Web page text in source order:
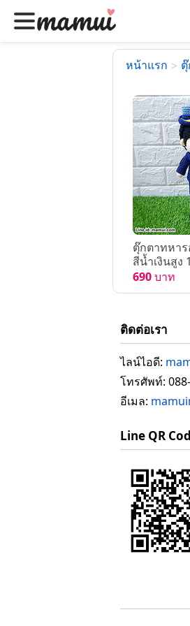
หน้าแรก >
ตุ๊กตาทหา
สีน้ำเงินสูง
690บาท
ติดต่อเรา
ไลน์ไอดี:
โทรศัพท์:
อีเมล:
Line QR